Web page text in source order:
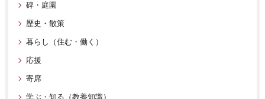
碑・庭園
歴史・散策
暮らし（住む・働く）
応援
寄席
学ぶ・知る（教養知識）